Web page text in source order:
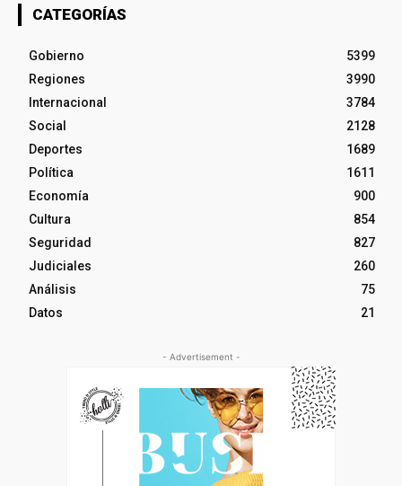
CATEGORÍAS
Gobierno
5399
Regiones
3990
Internacional
3784
Social
2128
Deportes
1689
Política
1611
Economía
900
Cultura
854
Seguridad
827
Judiciales
260
Análisis
75
Datos
21
- Advertisement -